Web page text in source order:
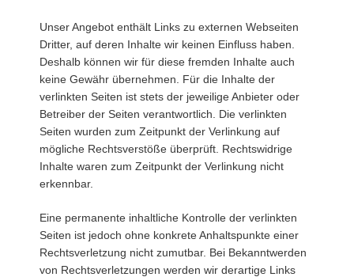
Unser Angebot enthält Links zu externen Webseiten
Dritter, auf deren Inhalte wir keinen Einfluss haben.
Deshalb können wir für diese fremden Inhalte auch
keine Gewähr übernehmen. Für die Inhalte der
verlinkten Seiten ist stets der jeweilige Anbieter oder
Betreiber der Seiten verantwortlich. Die verlinkten
Seiten wurden zum Zeitpunkt der Verlinkung auf
mögliche Rechtsverstöße überprüft. Rechtswidrige
Inhalte waren zum Zeitpunkt der Verlinkung nicht
erkennbar.
Eine permanente inhaltliche Kontrolle der verlinkten
Seiten ist jedoch ohne konkrete Anhaltspunkte einer
Rechtsverletzung nicht zumutbar. Bei Bekanntwerden
von Rechtsverletzungen werden wir derartige Links